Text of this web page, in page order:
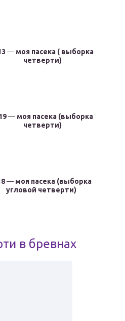
— моя пасека ( выборка
четверти)
— моя пасека (выборка
четверти)
— моя пасека (выборка
угловой четверти)
в бревнах